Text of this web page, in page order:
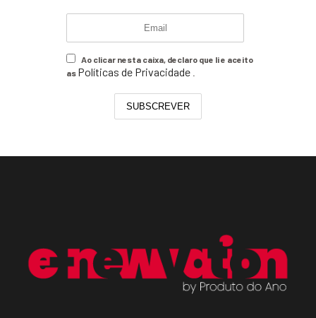
Ao clicar nesta caixa, declaro que li e aceito
as Políticas de Privacidade .
SUBSCREVER